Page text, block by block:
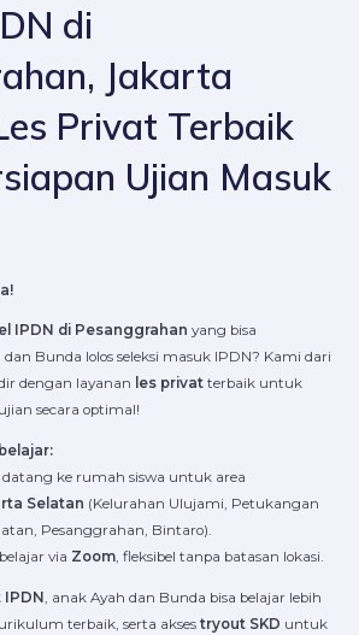
di
Jakarta
Privat Terbaik
Ujian Masuk
IPDN di Pesanggrahan yang bisa
Bunda lolos seleksi masuk IPDN? Kami dari
dengan layanan les privat terbaik untuk
secara optimal!
ke rumah siswa untuk area
Selatan (Kelurahan Ulujami, Petukangan
Pesanggrahan, Bintaro).
via Zoom, fleksibel tanpa batasan lokasi.
, anak Ayah dan Bunda bisa belajar lebih
terbaik, serta akses tryout SKD untuk